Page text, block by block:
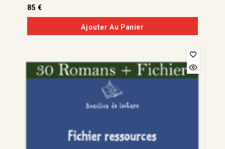
0
de
5
85 €
Ajouter Au Panier